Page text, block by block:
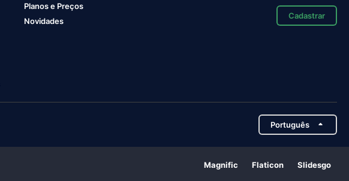
Planos e Preços
Novidades
Cadastrar
Português
Magnific Flaticon Slidesgo